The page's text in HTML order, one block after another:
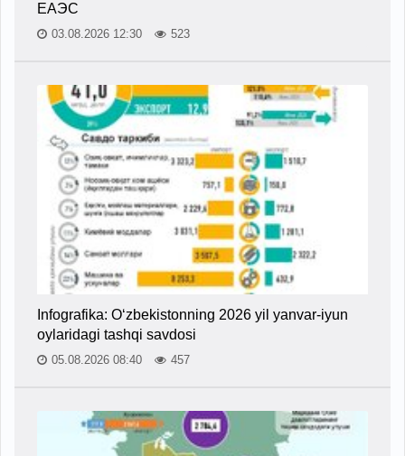
ЕАЭС
03.08.2026 12:30 523
Infografika: O‘zbekistonning 2026 yil yanvar-iyun
oylaridagi tashqi savdosi
05.08.2026 08:40 457